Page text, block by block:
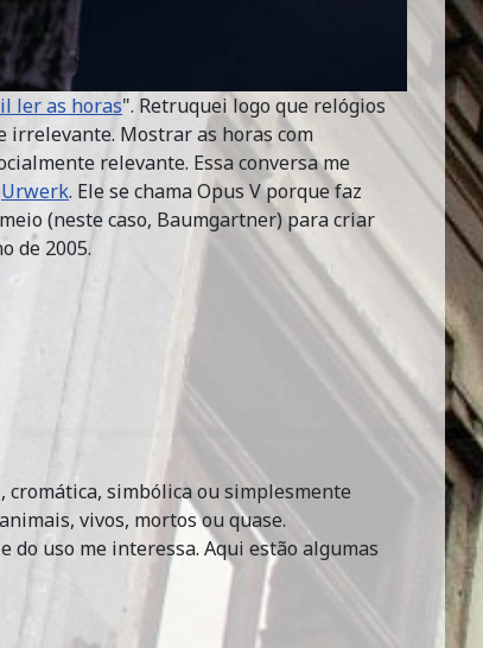
ler as horas". Retruquei logo que relógios
irrelevante. Mostrar as horas com
relevante. Essa conversa me
Urwerk. Ele se chama Opus V porque faz
(neste caso, Baumgartner) para criar
de 2005.
simbólica ou simplesmente
vivos, mortos ou quase.
do uso me interessa. Aqui estão algumas